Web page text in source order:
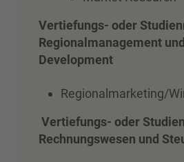
Vertiefungs- oder
Regionalmanagement
Development
Regionalmarketing/
Vertiefungs- oder
Rechnungswesen und